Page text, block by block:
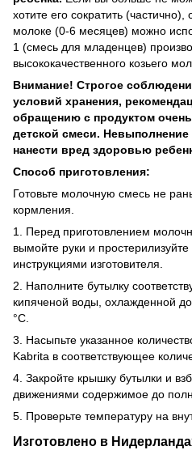
хотите его сократить
молоке (0-6 месяцев) можно
1 (смесь для младенцев)
высококачественного козьего
Внимание! Строгое
условий хранения,
обращению с продуктом
детской смеси.
нанести вред здоровью
Способ приготовления:
Готовьте молочную смесь не
кормления.
1. Перед приготовлением
вымойте руки и простерилизуйте
инструкциями изготовителя.
2. Наполните бутылку
кипяченой воды, охлажденной
°C.
3. Насыпьте указанное
Kabrita в соответствующее
4. Закройте крышку бутылки и
движениями содержимое до
5. Проверьте температуру на
Изготовлено в